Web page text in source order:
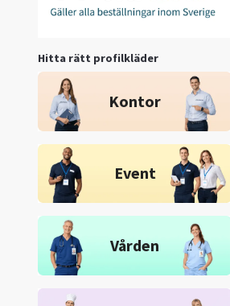
Hitta rätt profilkläder
Kontor
Event
Vården